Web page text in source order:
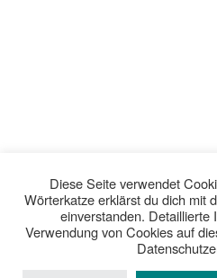
Diese Seite verwendet
Wörterkatze erklärst du dich mit
einverstanden. Detaillierte
Verwendung von Cookies auf